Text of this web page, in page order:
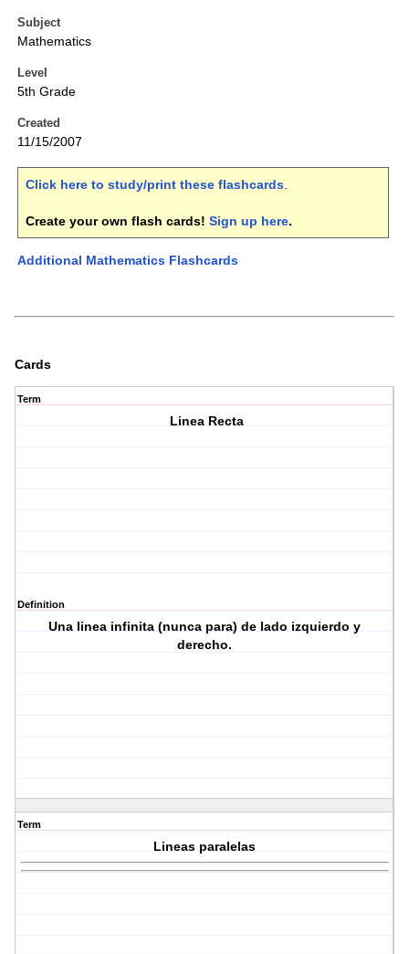
Subject
Mathematics
Level
5th Grade
Created
11/15/2007
Click here to study/print these flashcards.
Create your own flash cards! Sign up here.
Additional Mathematics Flashcards
Cards
Term
Linea Recta
Definition
Una linea infinita (nunca para) de lado izquierdo y
derecho.
Term
Lineas paralelas